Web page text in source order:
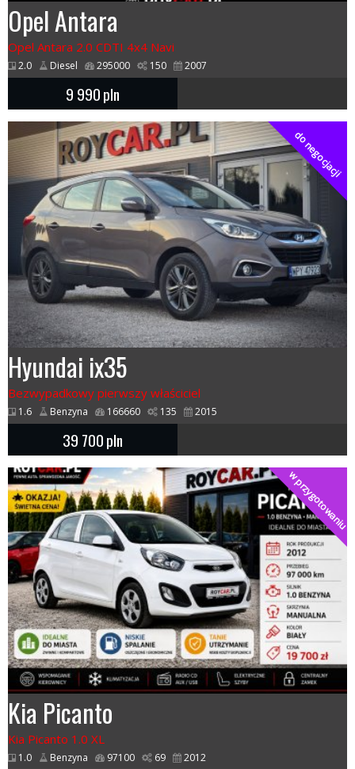
Opel Antara
Opel Antara 2.0 CDTI 4x4 Navi
2.0 Diesel 295000 150 2007
9 990pln
do negocjacji
Hyundai ix35
Bezwypadkowy pierwszy właściciel
1.6 Benzyna 166660 135 2015
39 700pln
w przygotowaniu
Kia Picanto
Kia Picanto 1.0 XL
1.0 Benzyna 97100 69 2012